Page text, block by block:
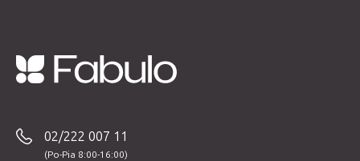
02/222 007 11